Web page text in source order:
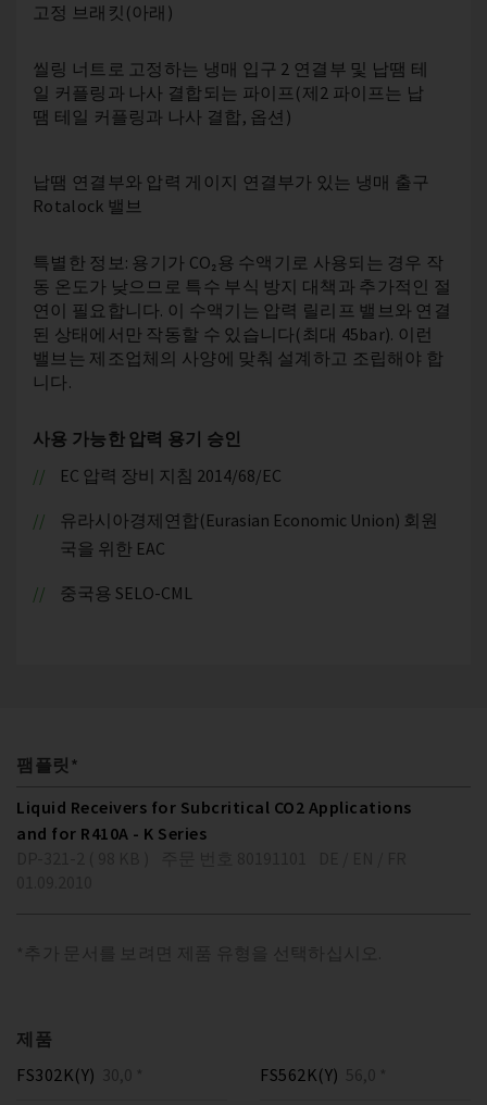
고정 브래킷(아래)
씰링 너트로 고정하는 냉매 입구 2 연결부 및 납땜 테
일 커플링과 나사 결합되는 파이프(제2 파이프는 납
땜 테일 커플링과 나사 결합, 옵션)
납땜 연결부와 압력 게이지 연결부가 있는 냉매 출구
Rotalock 밸브
특별한 정보: 용기가 CO₂용 수액기로 사용되는 경우 작
동 온도가 낮으므로 특수 부식 방지 대책과 추가적인 절
연이 필요합니다. 이 수액기는 압력 릴리프 밸브와 연결
된 상태에서만 작동할 수 있습니다(최대 45bar). 이런
밸브는 제조업체의 사양에 맞춰 설계하고 조립해야 합
니다.
사용 가능한 압력 용기 승인
EC 압력 장비 지침 2014/68/EC
유라시아경제연합(Eurasian Economic Union) 회원
국을 위한 EAC
중국용 SELO-CML
팸플릿*
Liquid Receivers for Subcritical CO2 Applications
and for R410A - K Series
*추가 문서를 보려면 제품 유형을 선택하십시오.
제품
FS302K(Y) 30,0 * FS562K(Y) 56,0 *